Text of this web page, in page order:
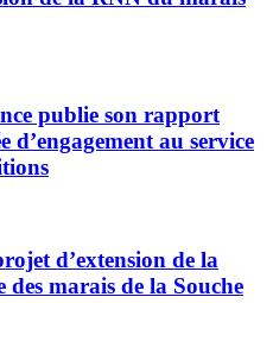
publie son rapport
d’engagement au service
d’extension de la
marais de la Souche